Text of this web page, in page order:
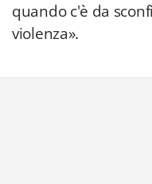
quando c'è da
violenza».